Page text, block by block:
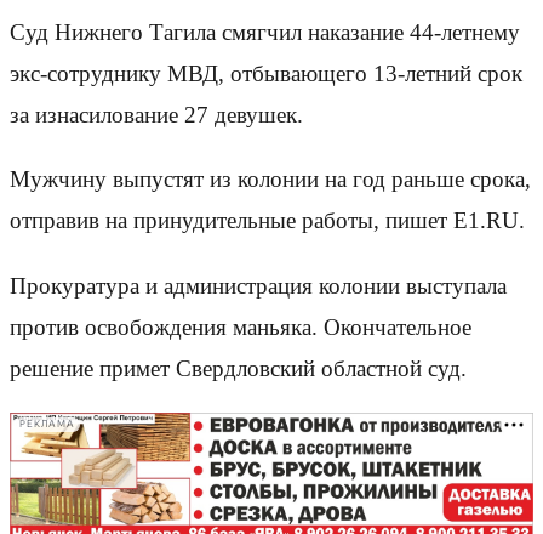
Суд Нижнего Тагила смягчил наказание 44-летнему
экс-сотруднику МВД, отбывающего 13-летний срок
за изнасилование 27 девушек.
Мужчину выпустят из колонии на год раньше срока,
отправив на принудительные работы, пишет Е1.RU.
Прокуратура и администрация колонии выступала
против освобождения маньяка. Окончательное
решение примет Свердловский областной суд.
РЕКЛАМА